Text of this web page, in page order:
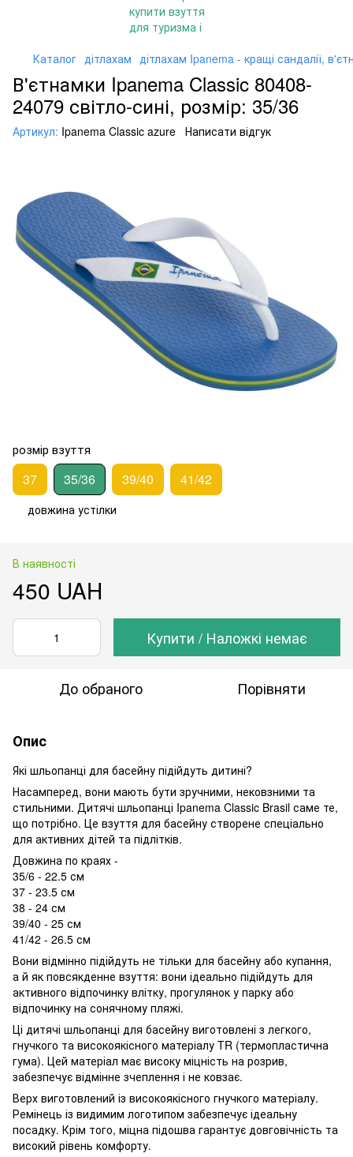
Каталог дітлахам дітлахам Ipanema - кращі сандалії,
В'єтнамки Ipanema Classic 80408-
24079 світло-сині, розмір: 35/36
Артикул: Ipanema Classic azure Написати відгук
розмір взуття
37 35/36 39/40 41/42
довжина устілки
В наявності
450 UAH
Купити / Наложкі немає
До обраного Порівняти
Опис
Які шльопанці для басейну підійдуть дитині?
Насамперед, вони мають бути зручними, нековзними та
стильними. Дитячі шльопанці Ipanema Classic Brasil саме те,
що потрібно. Це взуття для басейну створене спеціально
для активних дітей та підлітків.
Довжина по краях -
35/6 - 22.5 см
37 - 23.5 см
38 - 24 см
39/40 - 25 см
41/42 - 26.5 см
Вони відмінно підійдуть не тільки для басейну або купання,
а й як повсякденне взуття: вони ідеально підійдуть для
активного відпочинку влітку, прогулянок у парку або
відпочинку на сонячному пляжі.
Ці дитячі шльопанці для басейну виготовлені з легкого,
гнучкого та високоякісного матеріалу TR (термопластична
гума). Цей матеріал має високу міцність на розрив,
забезпечує відмінне зчеплення і не ковзає.
Верх виготовлений із високоякісного гнучкого матеріалу.
Ремінець із видимим логотипом забезпечує ідеальну
посадку. Крім того, міцна підошва гарантує довговічність та
високий рівень комфорту.